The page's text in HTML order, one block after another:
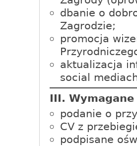
dbanie o
Zagrodzie;
promocja
aktualizacja
social
III.
podanie o
CV z
podpisane